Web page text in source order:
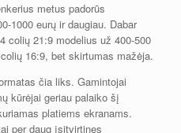
metus padorūs
1000 eurų ir daugiau. Dabar
colių 21:9 modelius už 400-500
16:9, bet skirtumas mažėja.
čia liks. Gamintojai
kūrėjai geriau palaiko šį
platiems ekranams.
per daug įsitvirtinęs